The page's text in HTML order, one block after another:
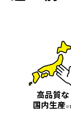
高品質な
国内生産※1